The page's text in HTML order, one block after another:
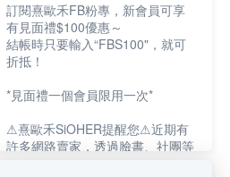
訂閱熹歐禾FB粉專，新會員可享
有見面禮$100優惠～
結帳時只要輸入“FBS100"，就可
折抵！
*見面禮一個會員限用一次*
⚠熹歐禾SiOHER提醒您⚠近期有
許多網路賣家，透過臉書、社團等